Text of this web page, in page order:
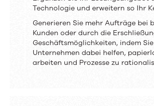
maßgeblich
steigern
Technologie und erweitern so Ihr
Generieren Sie mehr Aufträge bei
Kunden oder durch die
Geschäftsmöglichkeiten, indem Sie
Unternehmen dabei helfen,
arbeiten und Prozesse zu